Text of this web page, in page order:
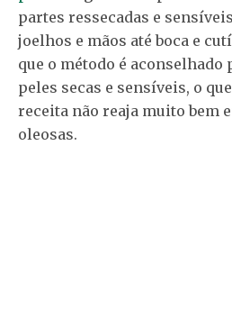
partes ressecadas e
joelhos e mãos até boca e
que o método é aconselhado
peles secas e sensíveis, o
receita não reaja muito bem
oleosas.